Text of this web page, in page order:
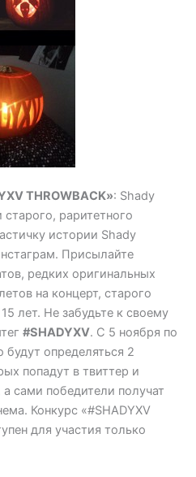
THROWBACK»: Shady
раритетного
истории Shady
Присылайте
редких оригинальных
на концерт, старого
лет. Не забудьте к своему
#SHADYXV. С 5 ноября по
определяться 2
попадут в твиттер и
сами победители получат
Конкурс «#SHADYXV
для участия только